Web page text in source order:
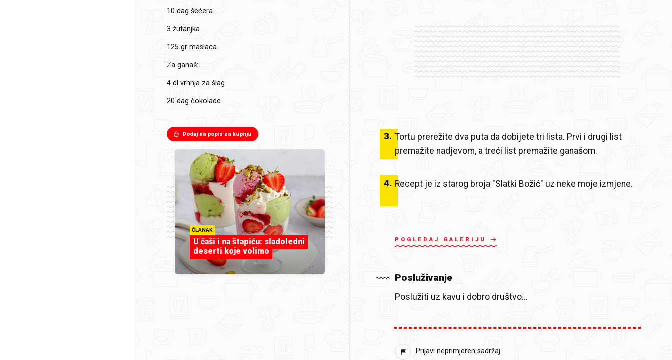
10 dag šećera
3 žutanjka
125 gr maslaca
Za ganaš:
4 dl vrhnja za šlag
20 dag čokolade
Dodaj na popis za kupnju
ČLANAK
U čaši i na štapiću: sladoledni
deserti koje volimo
3. Tortu prerežite dva puta da dobijete tri lista. Prvi i drugi list
premažite nadjevom, a treći list premažite ganašom.
4. Recept je iz starog broja "Slatki Božić" uz neke moje izmjene.
POGLEDAJ GALERIJU
Posluživanje
Poslužiti uz kavu i dobro društvo...
Prijavi neprimjeren sadržaj